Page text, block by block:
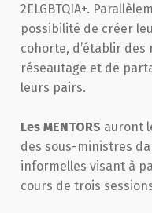
2ELGBTQIA+.
possibilité de créer
cohorte, d’établir
réseautage et de
leurs pairs.
Les MENTORS auront
des sous-ministres
informelles visant à
cours de trois